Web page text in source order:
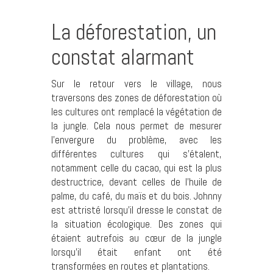
La déforestation, un
constat alarmant
Sur le retour vers le village, nous
traversons des zones de déforestation où
les cultures ont remplacé la végétation de
la jungle. Cela nous permet de mesurer
l’envergure du problème, avec les
différentes cultures qui s’étalent,
notamment celle du cacao, qui est la plus
destructrice, devant celles de l’huile de
palme, du café, du maïs et du bois. Johnny
est attristé lorsqu’il dresse le constat de
la situation écologique. Des zones qui
étaient autrefois au cœur de la jungle
lorsqu’il était enfant ont été
transformées en routes et plantations.